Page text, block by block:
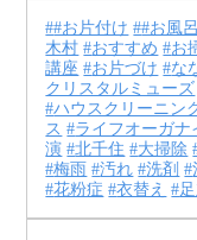
#お片付け #お風
木村
おすすめ お
講座
お片づけ な
クリスタルミューズ
ハウスクリーニン
ス
ライフオーガナ
演
北千住 大掃除
梅雨
汚れ 洗剤
花粉症
衣替え